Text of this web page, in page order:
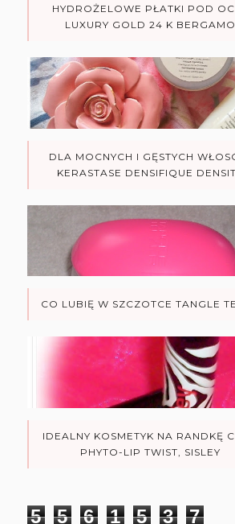
HYDROŻELOWE PŁATKI POD
LUXURY GOLD 24 K BERGAMO
DLA MOCNYCH I GĘSTYCH
KERASTASE DENSIFIQUE
CO LUBIĘ W SZCZOTCE TANGLE
IDEALNY KOSMETYK NA RANDKĘ
PHYTO-LIP TWIST, SISLEY
5 5 6 1 5 3 7